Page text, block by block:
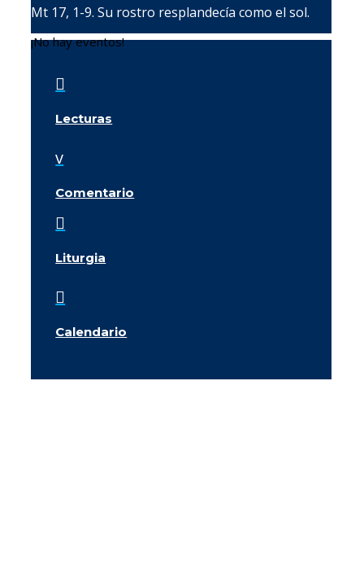
Mt 17, 1-9. Su rostro resplandecía como el sol.
¡No hay eventos!

Lecturas
v
Comentario

Liturgia

Calendario